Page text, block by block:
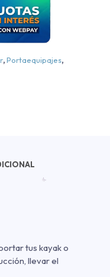
,Portaequipajes,
tus kayak o
llevar el